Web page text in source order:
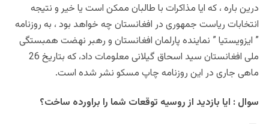
درین باره ، که ایا مذاکرات با طالبان ممکن است یا خیر و نتیجه
انتخابات ریاست جمهوری در افغانستان چه خواهد بود ، به روزنامه
” ایزویستیا ” نماینده پارلمان افغانستان و رهبر نهضت همبستگی
ملی افغانستان سید اسحاق گیلانی معلومات داد، که بتاریخ 26
ماهی جاری در این روزنامه چاپ مسکو نشر شده است.
سوال : ایا بازدید از روسیه توقعات شما را براورده ساخت؟